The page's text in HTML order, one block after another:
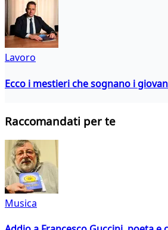
Lavoro
Ecco i mestieri che sognano i
Raccomandati per te
Musica